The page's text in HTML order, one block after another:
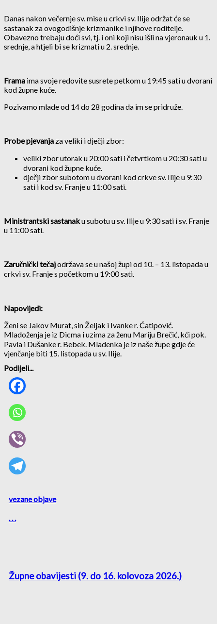
Danas nakon večernje sv. mise u crkvi sv. Ilije održat će se
sastanak za ovogodišnje krizmanike i njihove roditelje.
Obavezno trebaju doći svi, tj. i oni koji nisu išli na vjeronauk u 1.
srednje, a htjeli bi se krizmati u 2. srednje.
Frama ima svoje redovite susrete petkom u 19:45 sati u dvorani
kod župne kuće.
Pozivamo mlade od 14 do 28 godina da im se pridruže.
Probe pjevanja za veliki i dječji zbor:
veliki zbor utorak u 20:00 sati i četvrtkom u 20:30 sati u
dvorani kod župne kuće.
dječji zbor subotom u dvorani kod crkve sv. Ilije u 9:30
sati i kod sv. Franje u 11:00 sati.
Ministrantski sastanaku subotu u sv. Ilije u 9:30 sati i sv. Franje
u 11:00 sati.
Zaručnički tečajodržava se u našoj župi od 10. – 13. listopada u
crkvi sv. Franje s početkom u 19:00 sati.
Napovijedi:
Ženi se Jakov Murat, sin Željak i Ivanke r. Ćatipović.
Mladoženja je iz Dicma i uzima za ženu Mariju Brečić, kći pok.
Pavla i Dušanke r. Bebek. Mladenka je iz naše župe gdje će
vjenčanje biti 15. listopada u sv. Ilije.
Podijeli...
vezane objave
. . .
Župne obavijesti (9. do 16. kolovoza 2026.)